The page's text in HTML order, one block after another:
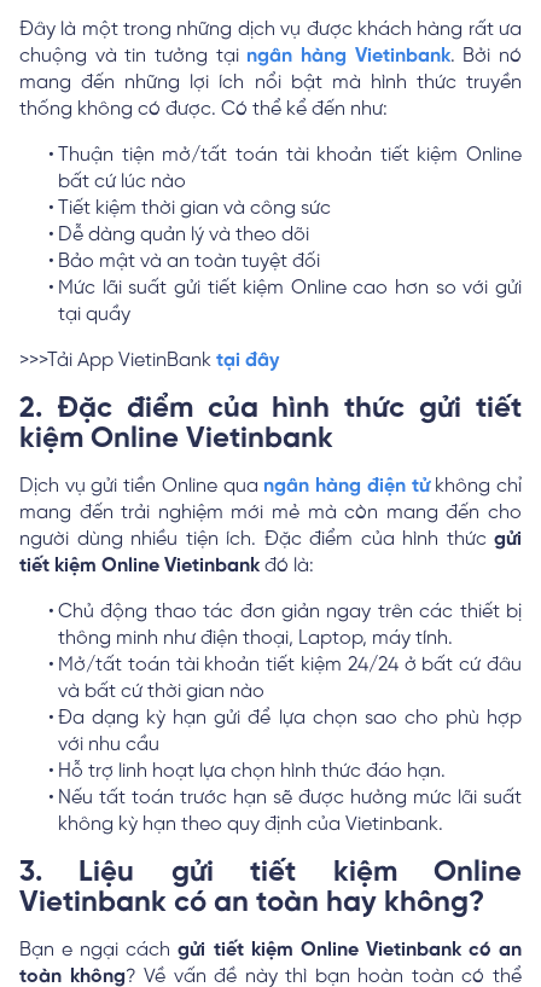
Đây là một trong những dịch vụ được khách hàng rất ưa
chuộng và tin tưởng tại ngân hàng Vietinbank. Bởi nó
mang đến những lợi ích nổi bật mà hình thức truyền
thống không có được. Có thể kể đến như:
Thuận tiện mở/tất toán tài khoản tiết kiệm Online
bất cứ lúc nào
Tiết kiệm thời gian và công sức
Dễ dàng quản lý và theo dõi
Bảo mật và an toàn tuyệt đối
Mức lãi suất gửi tiết kiệm Online cao hơn so với gửi
tại quầy
>>>Tải App VietinBank tại đây
2. Đặc điểm của hình thức gửi tiết
kiệm Online Vietinbank
Dịch vụ gửi tiền Online qua ngân hàng điện tửkhông chỉ
mang đến trải nghiệm mới mẻ mà còn mang đến cho
người dùng nhiều tiện ích. Đặc điểm của hình thức gửi
tiết kiệm Online Vietinbank đó là:
Chủ động thao tác đơn giản ngay trên các thiết bị
thông minh như điện thoại, Laptop, máy tính.
Mở/tất toán tài khoản tiết kiệm 24/24 ở bất cứ đâu
và bất cứ thời gian nào
Đa dạng kỳ hạn gửi để lựa chọn sao cho phù hợp
với nhu cầu
Hỗ trợ linh hoạt lựa chọn hình thức đáo hạn.
Nếu tất toán trước hạn sẽ được hưởng mức lãi suất
không kỳ hạn theo quy định của Vietinbank.
3. Liệu gửi tiết kiệm Online
Vietinbank có an toàn hay không?
Bạn e ngại cáchgửi tiết kiệm Online Vietinbank có an
toàn không? Về vấn đề này thì bạn hoàn toàn có thể